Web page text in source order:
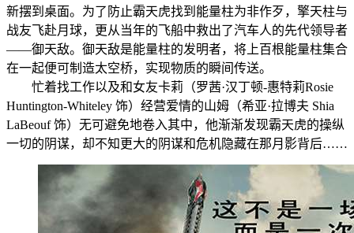
新摆到桌面。为了防止霸天虎找到能量柱为非作歹，擎天柱与
战友飞赴月球，更从当年的飞船中救出了汽车人的先代领导者
——御天敌。御天敌是能量柱的发明者，将上百根能量柱集合
在一起便可制造太空桥，实现物质的瞬间传送。
忙着找工作以及和女友卡莉（罗茜·汉丁顿-惠特莉Rosie
Huntington-Whiteley 饰）经营爱情的山姆（希亚·拉博夫 Shia
LaBeouf 饰）无可避免地卷入其中，他渐渐发现霸天虎的操纵
一切的阴谋，却不知更大的阴谋和危机隐藏在那月影背后……